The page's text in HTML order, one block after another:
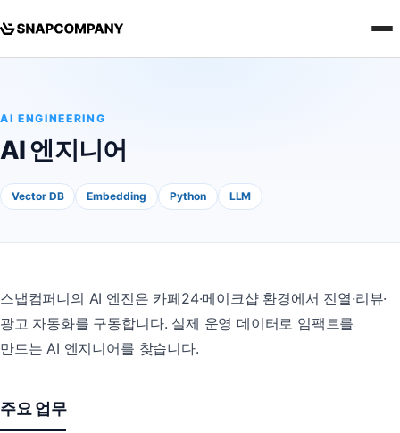
AI ENGINEERING
AI 엔지니어
Vector DB Embedding Python LLM
스냅컴퍼니의 AI 엔진은 카페24·메이크샵 환경에서 진열·리뷰·
광고 자동화를 구동합니다. 실제 운영 데이터로 임팩트를
만드는 AI 엔지니어를 찾습니다.
주요 업무